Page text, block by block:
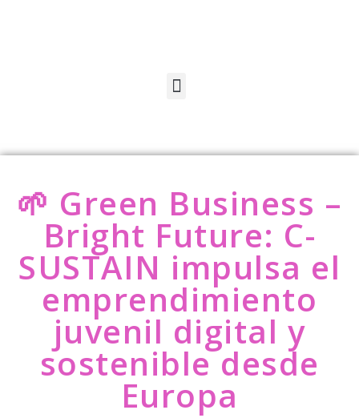
🌱 Green Business –
Bright Future: C-
SUSTAIN impulsa el
emprendimiento
juvenil digital y
sostenible desde
Europa